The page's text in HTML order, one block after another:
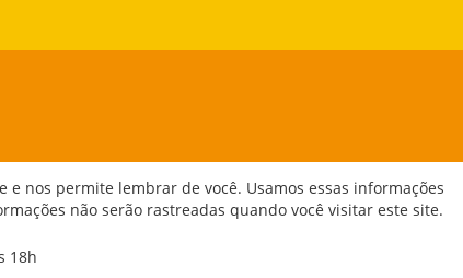
18h
nos permite lembrar de você. Usamos essas informações
não serão rastreadas quando você visitar este site.